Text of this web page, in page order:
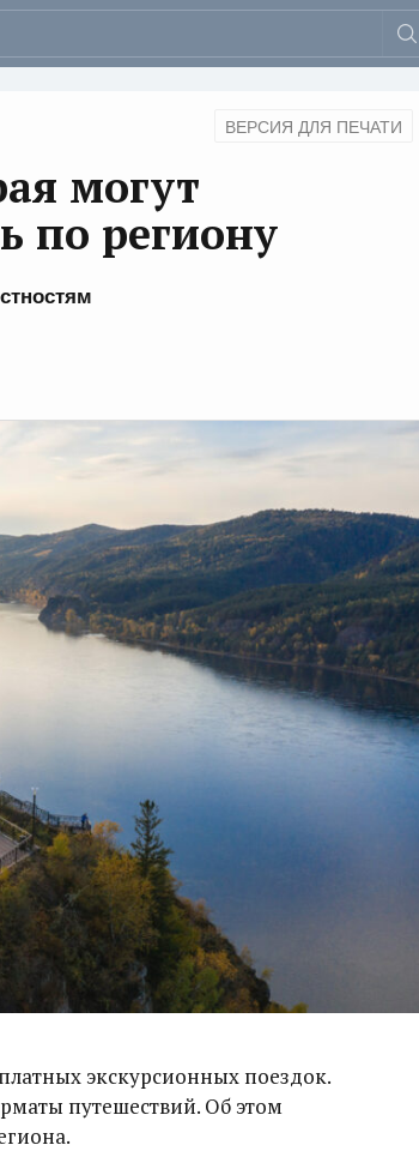
ВЕРСИЯ ДЛЯ ПЕЧАТИ
могут
по региону
экскурсионных поездок.
путешествий. Об этом